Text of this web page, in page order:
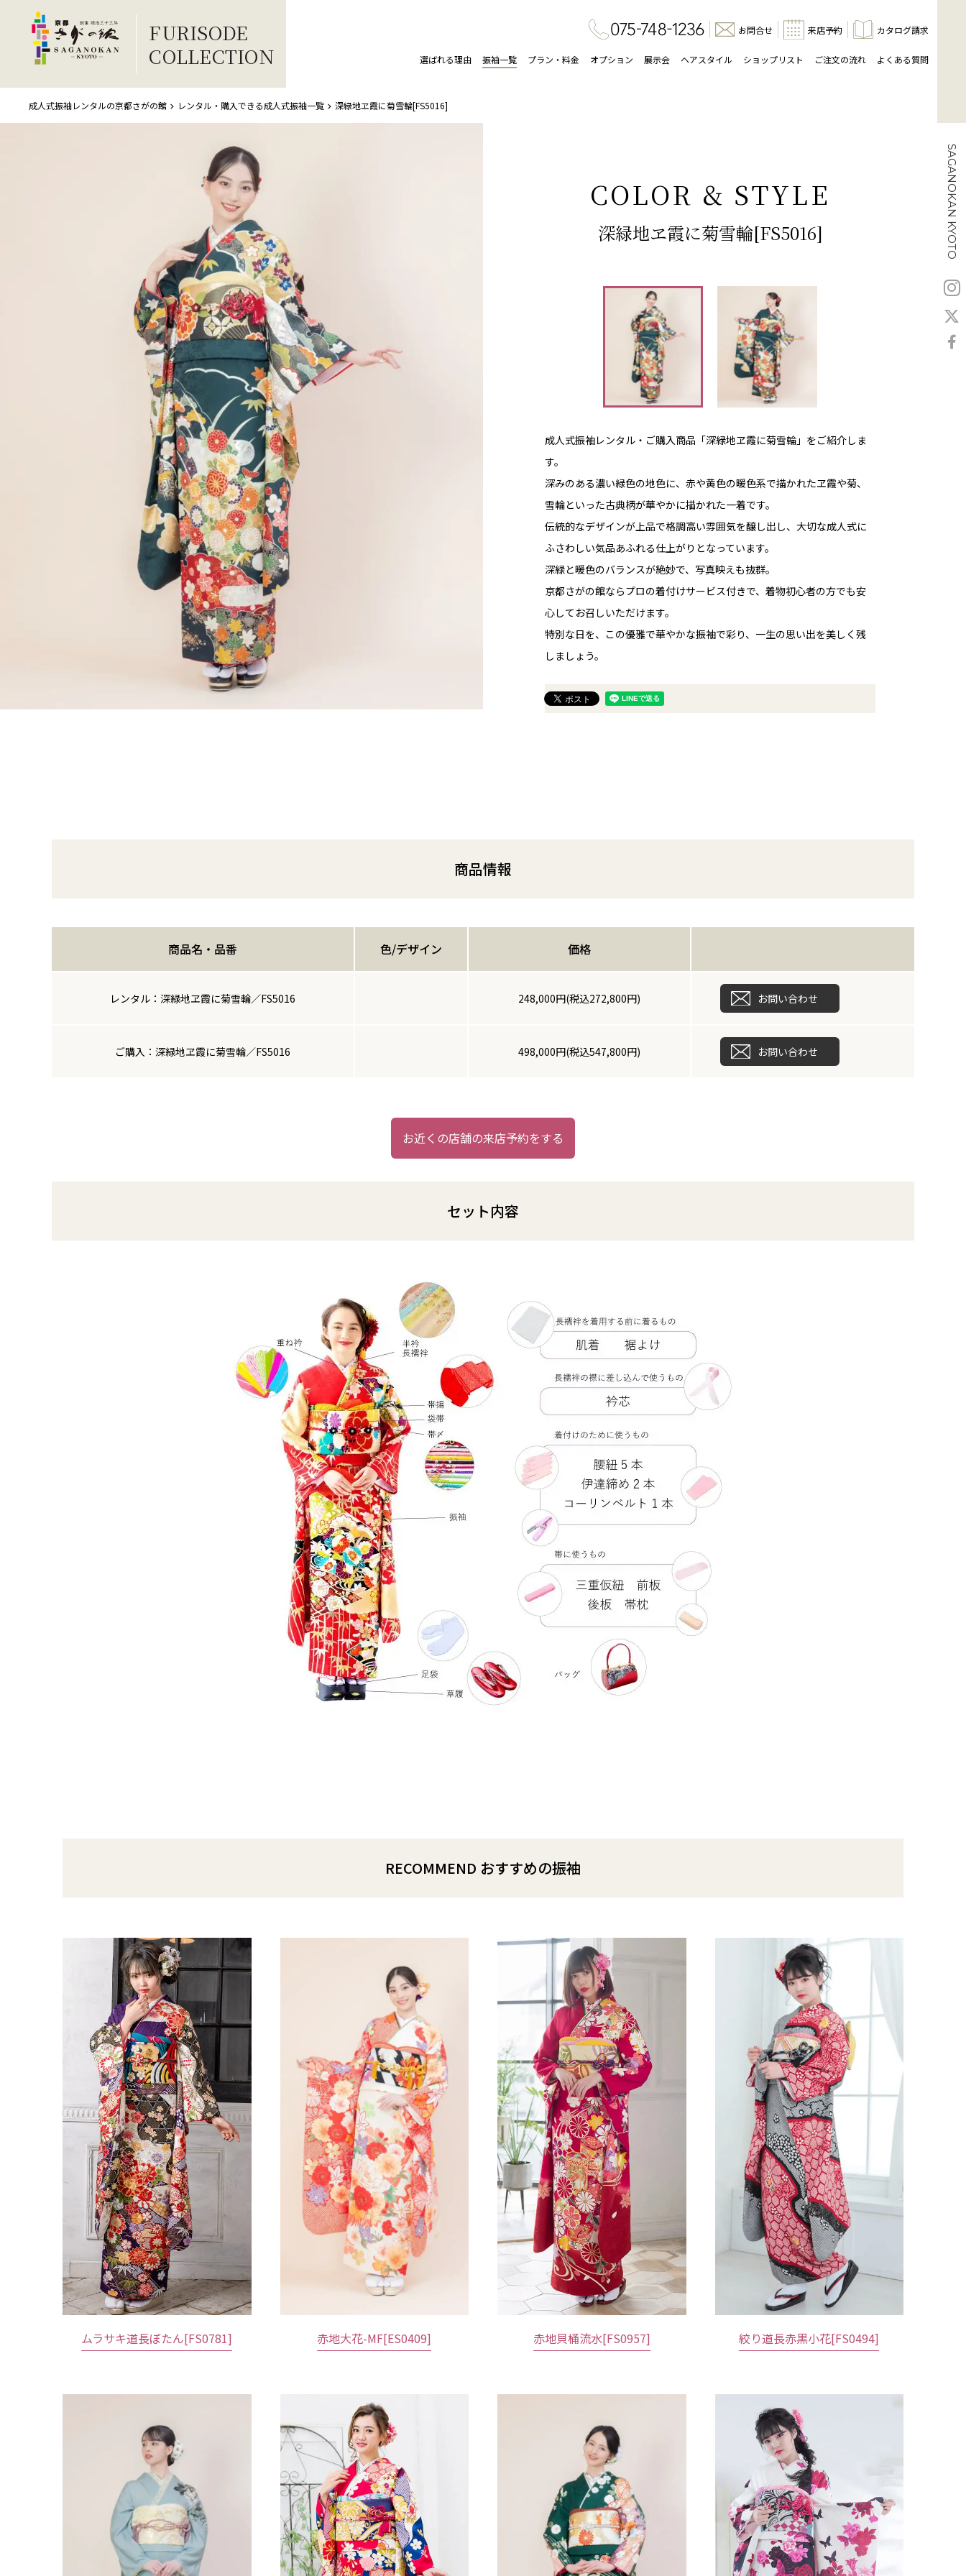
FURISODE
COLLECTION
お問合せ 来店予約 カタログ請求
選ばれる理由 振袖一覧 プラン・料金 オプション 展示会 ヘアスタイル ショップリスト ご注文の流れ よくある質問
成人式振袖レンタルの京都さがの館 レンタル・購入できる成人式振袖一覧 深緑地ヱ霞に菊雪輪[FS5016]
COLOR & STYLE
深緑地ヱ霞に菊雪輪[FS5016]
成人式振袖レンタル・ご購入商品「深緑地ヱ霞に菊雪輪」をご紹介しま
す。
深みのある濃い緑色の地色に、赤や黄色の暖色系で描かれたヱ霞や菊、
雪輪といった古典柄が華やかに描かれた一着です。
伝統的なデザインが上品で格調高い雰囲気を醸し出し、大切な成人式に
ふさわしい気品あふれる仕上がりとなっています。
深緑と暖色のバランスが絶妙で、写真映えも抜群。
京都さがの館ならプロの着付けサービス付きで、着物初心者の方でも安
心してお召しいただけます。
特別な日を、この優雅で華やかな振袖で彩り、一生の思い出を美しく残
しましょう。
商品情報
商品名・品番 色/デザイン 価格
レンタル：深緑地ヱ霞に菊雪輪／FS5016 248,000円(税込272,800円) お問い合わせ
ご購入：深緑地ヱ霞に菊雪輪／FS5016 498,000円(税込547,800円) お問い合わせ
お近くの店舗の来店予約をする
セット内容
RECOMMEND おすすめの振袖
ムラサキ道長ぼたん[FS0781] 赤地大花-MF[ES0409] 赤地貝桶流水[FS0957] 絞り道長赤黒小花[FS0494]
SAGANOKAN KYOTO